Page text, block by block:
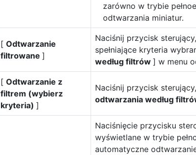
zarówno w trybie
odtwarzania miniatur.
[ Odtwarzanie
filtrowane ]
Naciśnij przycisk
spełniające kryteria
według filtrów ] w menu
[ Odtwarzanie z
filtrem (wybierz
kryteria) ]
Naciśnij przycisk
odtwarzania według
Naciśnięcie przycisku
wyświetlane w trybie
automatyczne